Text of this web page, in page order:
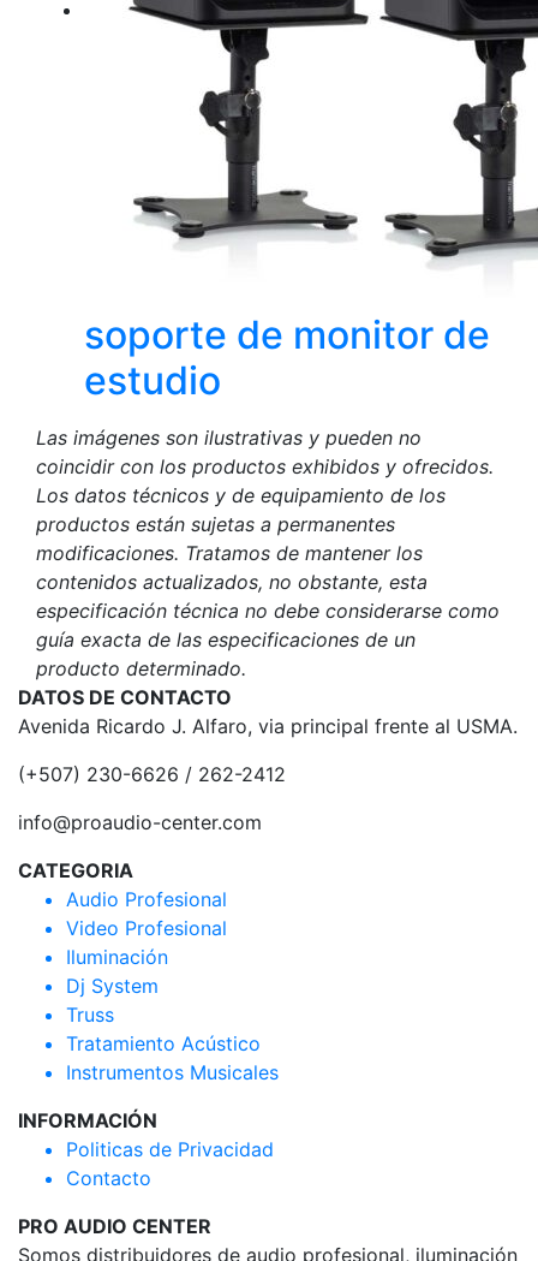
soporte de monitor de
estudio
Las imágenes son ilustrativas y pueden no
coincidir con los productos exhibidos y ofrecidos.
Los datos técnicos y de equipamiento de los
productos están sujetas a permanentes
modificaciones. Tratamos de mantener los
contenidos actualizados, no obstante, esta
especificación técnica no debe considerarse como
guía exacta de las especificaciones de un
producto determinado.
DATOS DE CONTACTO
Avenida Ricardo J. Alfaro, via principal frente al USMA.
(+507) 230-6626 / 262-2412
info@proaudio-center.com
CATEGORIA
Audio Profesional
Video Profesional
Iluminación
Dj System
Truss
Tratamiento Acústico
Instrumentos Musicales
INFORMACIÓN
Politicas de Privacidad
Contacto
PRO AUDIO CENTER
Somos distribuidores de audio profesional, iluminación